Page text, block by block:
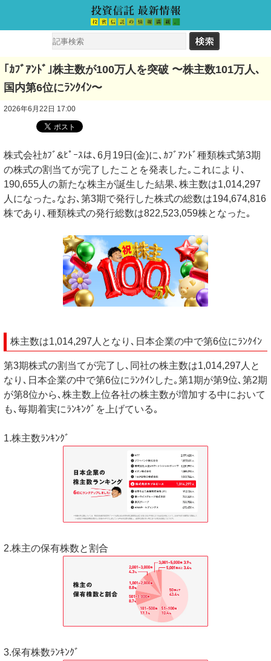
｢ｶﾌﾞｱﾝﾄﾞ｣株主数が100万人を突破 〜株主数101万人､
国内第6位にﾗﾝｸｲﾝ〜
2026年6月22日 17:00
株式会社ｶﾌﾞ&ﾋﾟｰｽは､6月19日(金)に､ｶﾌﾞｱﾝﾄﾞ種類株式第3期
の株式の割当てが完了したことを発表した｡これにより､
190,655人の新たな株主が誕生した結果､株主数は1,014,297
人になった｡なお､第3期で発行した株式の総数は194,674,816
株であり､種類株式の発行総数は822,523,059株となった｡
株主数は1,014,297人となり､日本企業の中で第6位にﾗﾝｸｲﾝ
第3期株式の割当てが完了し､同社の株主数は1,014,297人と
なり､日本企業の中で第6位にﾗﾝｸｲﾝした｡第1期が第9位､第2期
が第8位から､株主数上位各社の株主数が増加する中において
も､毎期着実にﾗﾝｷﾝｸﾞを上げている｡
1.株主数ﾗﾝｷﾝｸﾞ
2.株主の保有株数と割合
3.保有株数ﾗﾝｷﾝｸﾞ